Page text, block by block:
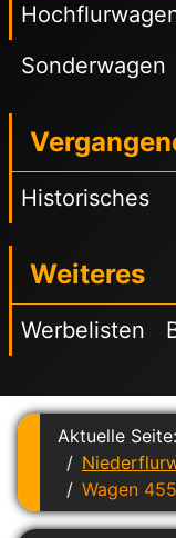
Sonderwagen
Historisches
Weiteres
Werbelisten
Aktuelle Seite:
Wagen